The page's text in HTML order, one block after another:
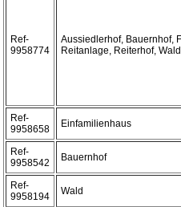
Ref-
9958774
Aussiedlerhof, Bauernhof,
Reitanlage, Reiterhof, Wald
Ref-
9958658
Einfamilienhaus
Ref-
9958542
Bauernhof
Ref-
9958194
Wald